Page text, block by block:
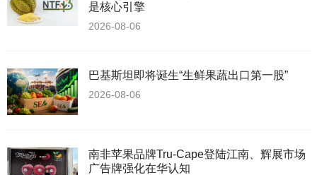
是核心引擎
2026-08-06
巴基斯坦即将诞生“生鲜果蔬出口第一股”
2026-08-06
南非苹果品牌Tru-Cape登陆江南、辉展市场
广告牌强化在华认知